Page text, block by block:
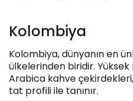
Kolombiya
Kolombiya, dünyanın en
ülkelerinden biridir.
Arabica kahve
tat profili ile tanınır.